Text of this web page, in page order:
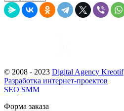
© 2008 - 2023 Digital Agency Kreotif
Разработка интернет-проектов
SEO SMM
Форма заказа